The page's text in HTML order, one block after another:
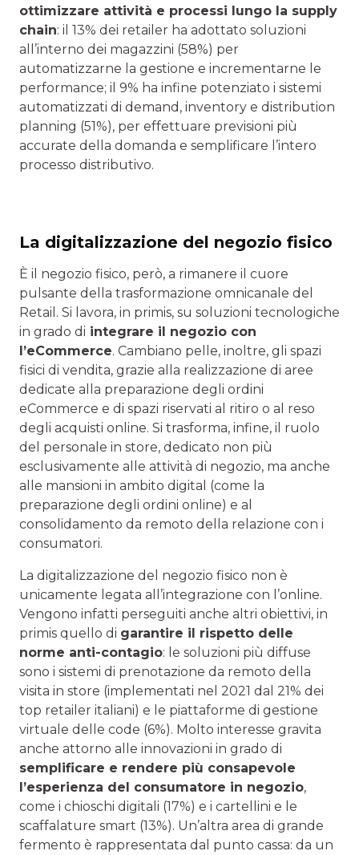
ottimizzare attività e processi lungo la supply
chain: il 13% dei retailer ha adottato soluzioni
all’interno dei magazzini (58%) per
automatizzarne la gestione e incrementarne le
performance; il 9% ha infine potenziato i sistemi
automatizzati di demand, inventory e distribution
planning (51%), per effettuare previsioni più
accurate della domanda e semplificare l’intero
processo distributivo.
La digitalizzazione del negozio fisico
È il negozio fisico, però, a rimanere il cuore
pulsante della trasformazione omnicanale del
Retail. Si lavora, in primis, su soluzioni tecnologiche
in grado di integrare il negozio con
l’eCommerce. Cambiano pelle, inoltre, gli spazi
fisici di vendita, grazie alla realizzazione di aree
dedicate alla preparazione degli ordini
eCommerce e di spazi riservati al ritiro o al reso
degli acquisti online. Si trasforma, infine, il ruolo
del personale in store, dedicato non più
esclusivamente alle attività di negozio, ma anche
alle mansioni in ambito digital (come la
preparazione degli ordini online) e al
consolidamento da remoto della relazione con i
consumatori.
La digitalizzazione del negozio fisico non è
unicamente legata all’integrazione con l’online.
Vengono infatti perseguiti anche altri obiettivi, in
primis quello di garantire il rispetto delle
norme anti-contagio: le soluzioni più diffuse
sono i sistemi di prenotazione da remoto della
visita in store (implementati nel 2021 dal 21% dei
top retailer italiani) e le piattaforme di gestione
virtuale delle code (6%). Molto interesse gravita
anche attorno alle innovazioni in grado di
semplificare e rendere più consapevole
l’esperienza del consumatore in negozio,
come i chioschi digitali (17%) e i cartellini e le
scaffalature smart (13%). Un’altra area di grande
fermento è rappresentata dal punto cassa: da un